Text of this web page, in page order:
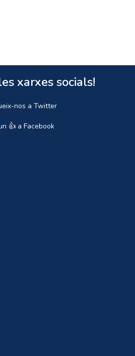
xarxes socials!
nos a Twitter
👍 a Facebook